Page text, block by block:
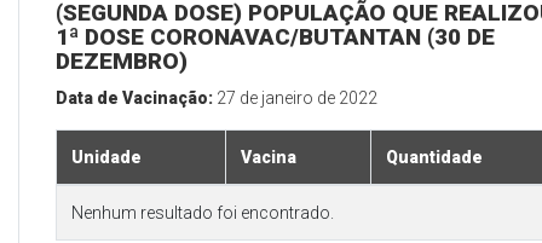
(SEGUNDA DOSE) POPULAÇÃO QUE
1ª DOSE CORONAVAC/BUTANTAN (30 DE
DEZEMBRO)
Data de Vacinação: 27 de janeiro de 2022
Unidade Vacina Quantidade
Nenhum resultado foi encontrado.